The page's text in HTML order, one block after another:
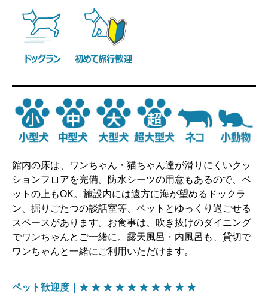
館内の床は、ワンちゃん・猫ちゃん達が滑りにくいクッ
ションフロアを完備。防水シーツの用意もあるので、ベ
ットの上もOK。施設内には遠方に海が望めるドックラ
ン、掘りごたつの談話室等、ペットとゆっくり過ごせる
スペースがあります。お食事は、吹き抜けのダイニング
でワンちゃんとご一緒に。露天風呂・内風呂も、貸切で
ワンちゃんと一緒にご利用いただけます。
ペット歓迎度｜★ ★ ★ ★ ★ ★ ★ ★ ★ ★